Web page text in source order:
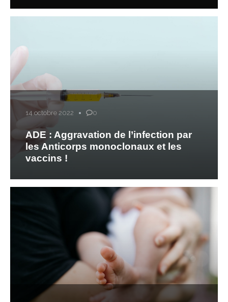
14 octobre 2022 0
ADE : Aggravation de l’infection par
les Anticorps monoclonaux et les
vaccins !